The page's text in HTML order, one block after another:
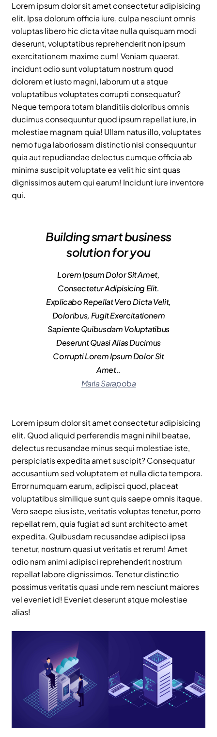
Lorem ipsum dolor sit amet consectetur adipisicing
elit. Ipsa dolorum officia iure, culpa nesciunt omnis
voluptas libero hic dicta vitae nulla quisquam modi
deserunt, voluptatibus reprehenderit non ipsum
exercitationem maxime cum! Veniam quaerat,
incidunt odio sunt voluptatum nostrum quod
dolorem et iusto magni, laborum ut a atque
voluptatibus voluptates corrupti consequatur?
Neque tempora totam blanditiis doloribus omnis
ducimus consequuntur quod ipsum repellat iure, in
molestiae magnam quia! Ullam natus illo, voluptates
nemo fuga laboriosam distinctio nisi consequuntur
quia aut repudiandae delectus cumque officia ab
minima suscipit voluptate ea velit hic sint quas
dignissimos autem qui earum! Incidunt iure inventore
qui.
Building smart business
solution for you
Lorem Ipsum Dolor Sit Amet,
Consectetur Adipisicing Elit.
Explicabo Repellat Vero Dicta Velit,
Doloribus, Fugit Exercitationem
Sapiente Quibusdam Voluptatibus
Deserunt Quasi Alias Ducimus
Corrupti Lorem Ipsum Dolor Sit
Amet..
Maria Sarapoba
Lorem ipsum dolor sit amet consectetur adipisicing
elit. Quod aliquid perferendis magni nihil beatae,
delectus recusandae minus sequi molestiae iste,
perspiciatis expedita amet suscipit? Consequatur
accusantium sed voluptatem et nulla dicta tempora.
Error numquam earum, adipisci quod, placeat
voluptatibus similique sunt quis saepe omnis itaque.
Vero saepe eius iste, veritatis voluptas tenetur, porro
repellat rem, quia fugiat ad sunt architecto amet
expedita. Quibusdam recusandae adipisci ipsa
tenetur, nostrum quasi ut veritatis et rerum! Amet
odio nam animi adipisci reprehenderit nostrum
repellat labore dignissimos. Tenetur distinctio
possimus veritatis quasi unde rem nesciunt maiores
vel eveniet id! Eveniet deserunt atque molestiae
alias!